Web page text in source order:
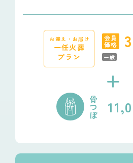
お迎え・お届け
一任火葬
プラン
会員
価格
一般
+
骨
つ
ぼ